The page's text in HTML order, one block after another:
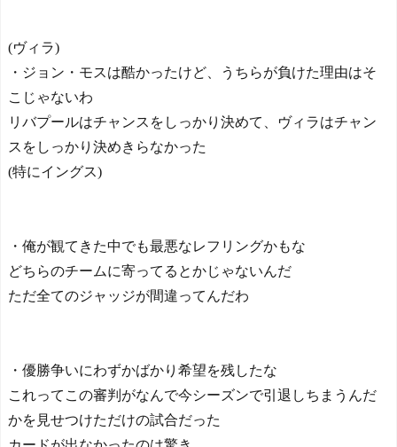
(ヴィラ)
・ジョン・モスは酷かったけど、うちらが負けた理由はそ
こじゃないわ
リバプールはチャンスをしっかり決めて、ヴィラはチャン
スをしっかり決めきらなかった
(特にイングス)
・俺が観てきた中でも最悪なレフリングかもな
どちらのチームに寄ってるとかじゃないんだ
ただ全てのジャッジが間違ってんだわ
・優勝争いにわずかばかり希望を残したな
これってこの審判がなんで今シーズンで引退しちまうんだ
かを見せつけただけの試合だった